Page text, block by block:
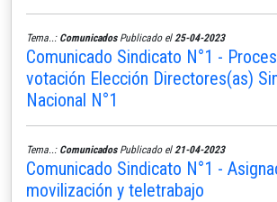
Tema..: ComunicadosPublicado el 25-04-2023
Comunicado Sindicato N°1 -
votación Elección Directores(as)
Nacional N°1
Tema..: ComunicadosPublicado el 21-04-2023
Comunicado Sindicato N°1 -
movilización y teletrabajo